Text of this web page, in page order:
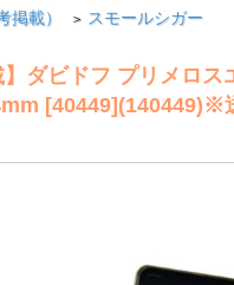
掲載） > スモールシガー
】ダビドフ プリメロス
[40449](140449)※